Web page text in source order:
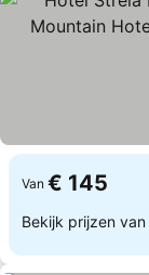
Van € 145
Bekijk prijzen van